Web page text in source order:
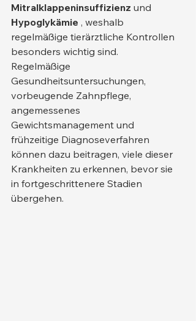
Mitralklappeninsuffizienz und
Hypoglykämie , weshalb
regelmäßige tierärztliche Kontrollen
besonders wichtig sind.
Regelmäßige
Gesundheitsuntersuchungen,
vorbeugende Zahnpflege,
angemessenes
Gewichtsmanagement und
frühzeitige Diagnoseverfahren
können dazu beitragen, viele dieser
Krankheiten zu erkennen, bevor sie
in fortgeschrittenere Stadien
übergehen.